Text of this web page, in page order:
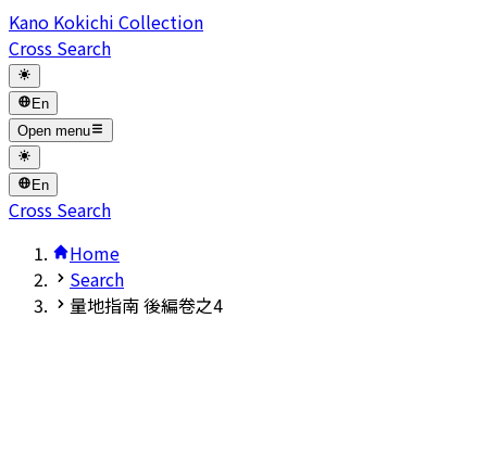
Kano Kokichi Collection
Cross Search
En
Open menu
En
Cross Search
Home
Search
量地指南 後編卷之4